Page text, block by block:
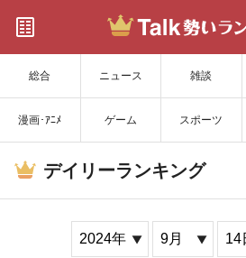
総合 ニュース 雑談
漫画･ｱﾆﾒ ゲーム スポーツ
サイトを更新
デイリーランキング